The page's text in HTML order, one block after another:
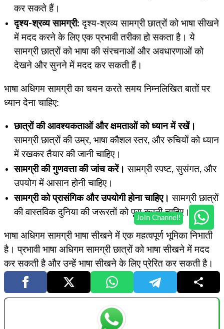
कर सकते हैं।
दृश्य-श्रव्य सामग्री: दृश्य-श्रव्य सामग्री छात्रों को भाषा सीखने
में मदद करने के लिए एक प्रभावी तरीका हो सकता है। ये
सामग्री छात्रों को भाषा की संरचनाओं और अवधारणाओं को
देखने और सुनने में मदद कर सकती हैं।
भाषा अधिगम सामग्री का चयन करते समय निम्नलिखित बातों पर
ध्यान देना चाहिए:
छात्रों की आवश्यकताओं और क्षमताओं को ध्यान में रखें।
सामग्री छात्रों की उम्र, भाषा कौशल स्तर, और रुचियों को ध्यान
में रखकर तैयार की जानी चाहिए।
सामग्री की गुणवत्ता की जांच करें। सामग्री स्पष्ट, सुसंगत, और
उपयोग में आसान होनी चाहिए।
सामग्री को प्रासंगिक और उपयोगी होना चाहिए। सामग्री छात्रों
की वास्तविक दुनिया की जरूरतों को पूरा करनी चाहिए।
भाषा अधिगम सामग्री भाषा सीखने में एक महत्वपूर्ण भूमिका निभाती
है। प्रभावी भाषा अधिगम सामग्री छात्रों को भाषा सीखने में मदद
कर सकती है और उन्हें भाषा सीखने के लिए प्रेरित कर सकती है।